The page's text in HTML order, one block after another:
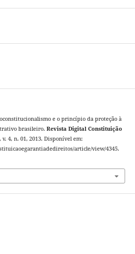
e o princípio da proteção à
brasileiro. Revista Digital Constituição
v. 4, n. 01, 2013. Disponível em:
article/view/4345.